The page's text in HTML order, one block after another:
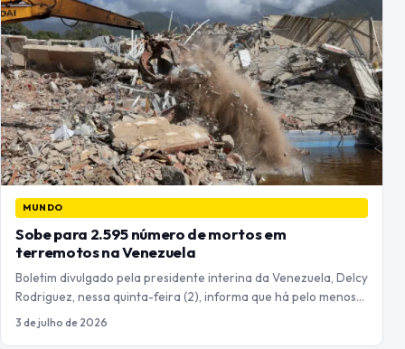
MUNDO
Sobe para 2.595 número de mortos em
terremotos na Venezuela
Boletim divulgado pela presidente interina da Venezuela, Delcy
Rodriguez, nessa quinta-feira (2), informa que há pelo menos…
3 de julho de 2026